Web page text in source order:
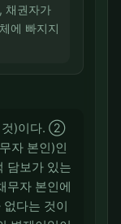
채권자가
에 빠지지
것)이다. ②
자 본인)인
담보가 있는
무자 본인에
다는 것이